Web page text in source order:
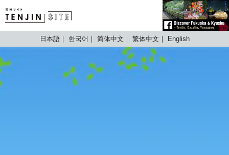
TENJIN SITE
日本語 한국어 简体中文 繁体中文 English